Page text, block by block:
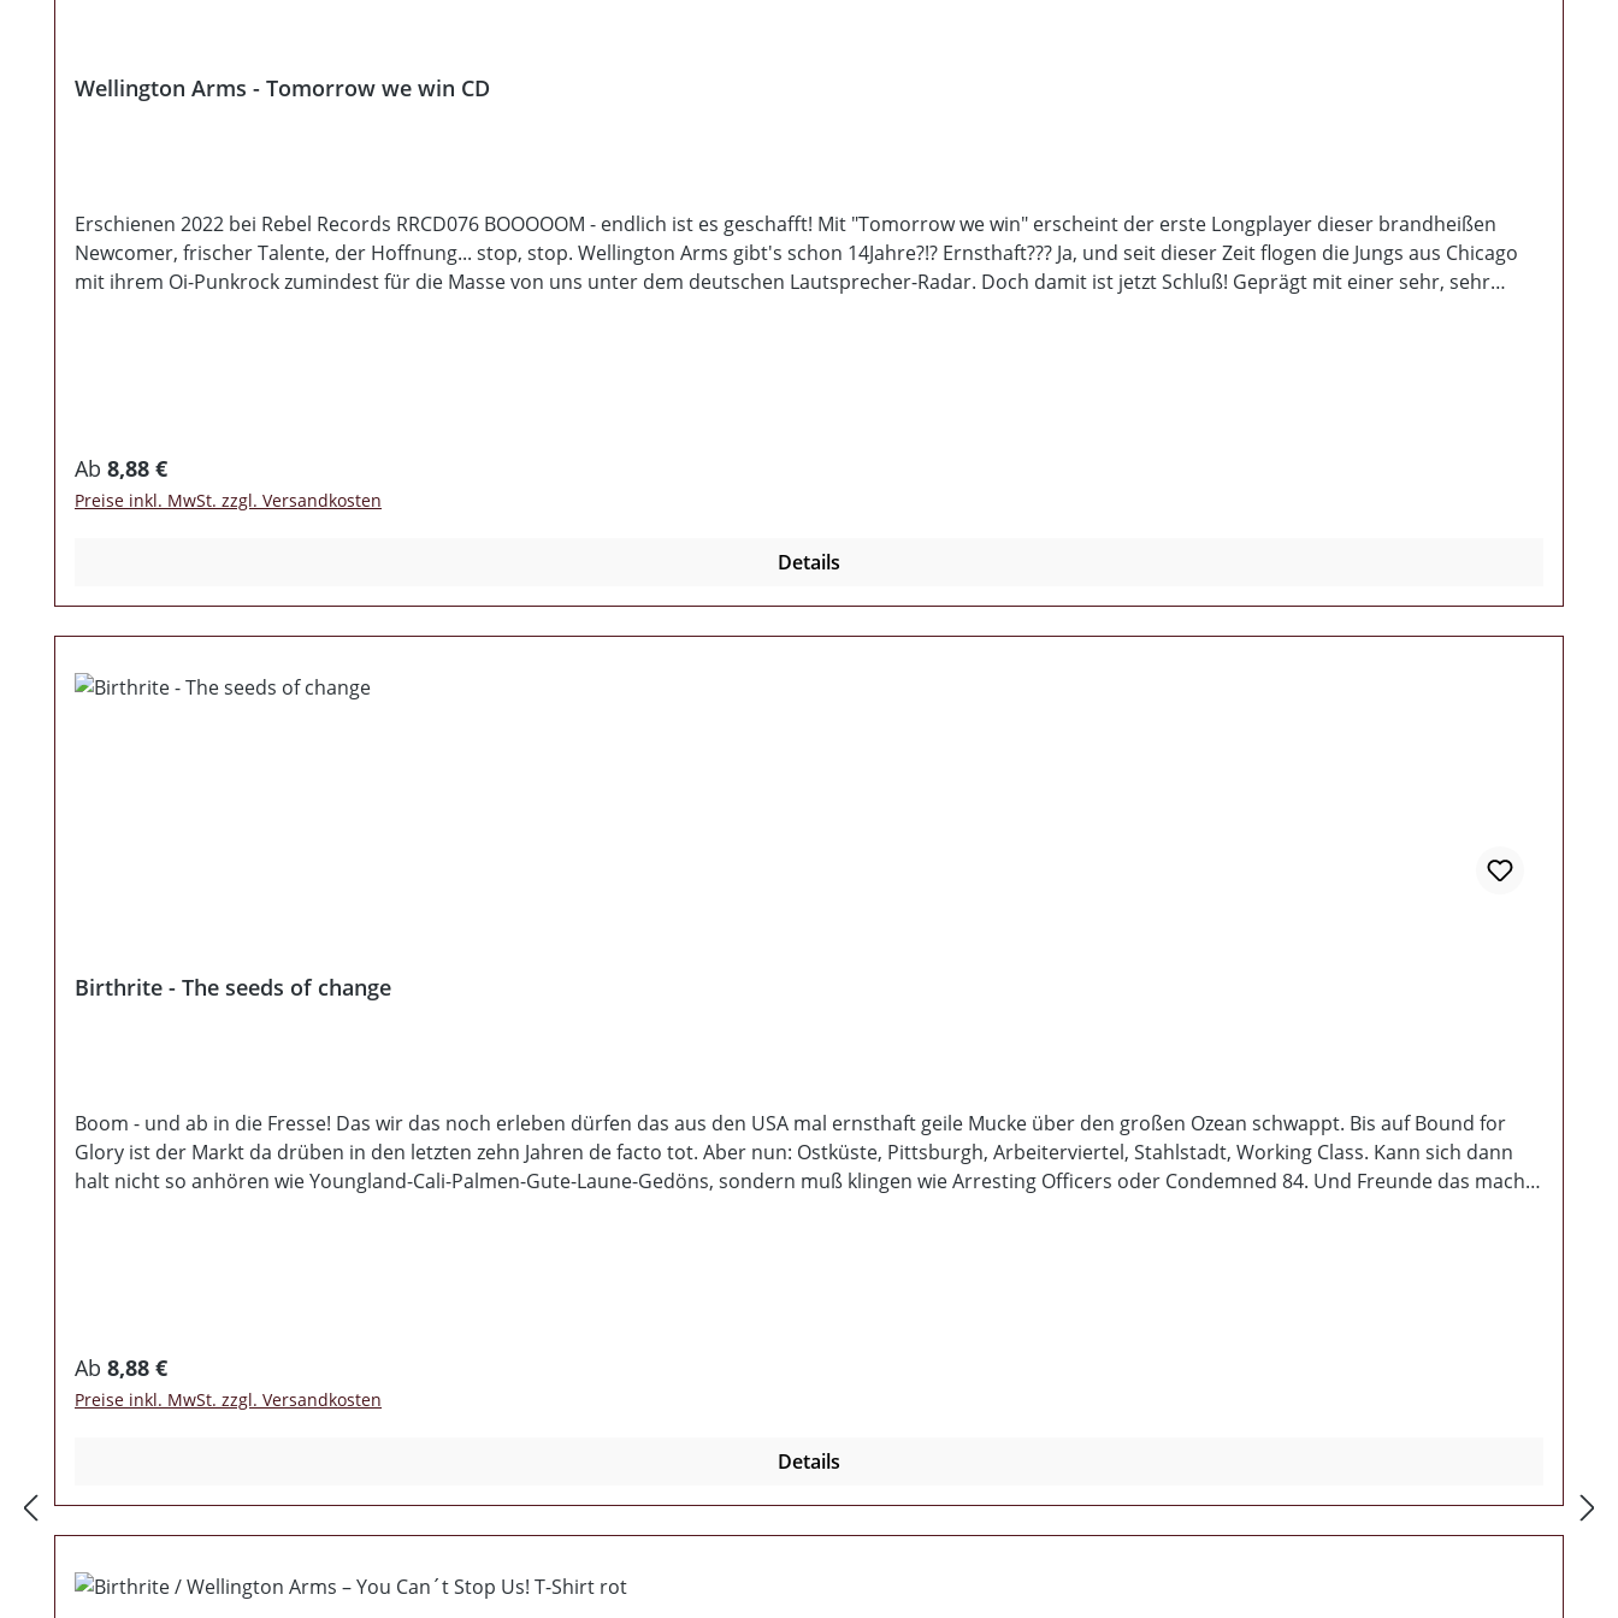
Wellington Arms - Tomorrow we win CD
Erschienen 2022 bei Rebel Records RRCD076 BOOOOOM - endlich ist es geschafft! Mit "Tomorrow we win" erscheint der erste Longplayer dieser brandheißen
Newcomer, frischer Talente, der Hoffnung... stop, stop. Wellington Arms gibt's schon 14Jahre?!? Ernsthaft??? Ja, und seit dieser Zeit flogen die Jungs aus Chicago
mit ihrem Oi-Punkrock zumindest für die Masse von uns unter dem deutschen Lautsprecher-Radar. Doch damit ist jetzt Schluß! Geprägt mit einer sehr, sehr
Regulärer Preis:
Ab 8,88 €
Preise inkl. MwSt. zzgl. Versandkosten
Details
Birthrite - The seeds of change
Boom - und ab in die Fresse! Das wir das noch erleben dürfen das aus den USA mal ernsthaft geile Mucke über den großen Ozean schwappt. Bis auf Bound for
Glory ist der Markt da drüben in den letzten zehn Jahren de facto tot. Aber nun: Ostküste, Pittsburgh, Arbeiterviertel, Stahlstadt, Working Class. Kann sich dann
halt nicht so anhören wie Youngland-Cali-Palmen-Gute-Laune-Gedöns, sondern muß klingen wie Arresting Officers oder Condemned 84. Und Freunde das macht
Regulärer Preis:
Ab 8,88 €
Preise inkl. MwSt. zzgl. Versandkosten
Details